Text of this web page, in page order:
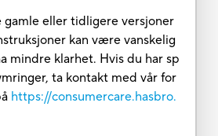
gamle eller tidligere versjoner
kan være vanskelig
mindre klarhet. Hvis du har sp
ta kontakt med vår for
https://consumercare.hasbro.